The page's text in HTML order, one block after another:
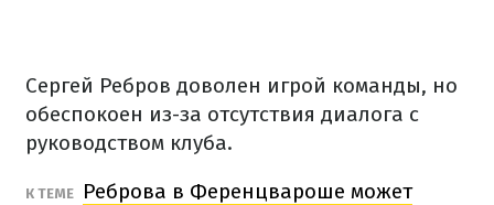
Сергей Ребров доволен игрой команды, но
обеспокоен из-за отсутствия диалога с
руководством клуба.
К ТЕМЕ
Реброва в Ференцвароше может